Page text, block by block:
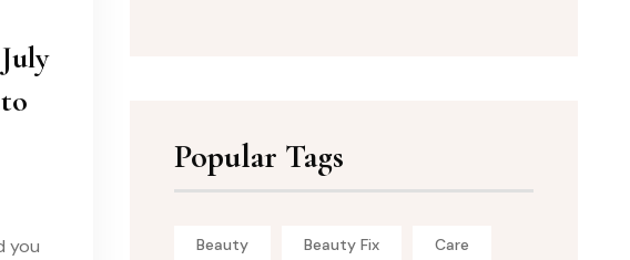
you
Popular Tags
Beauty Beauty Fix Care